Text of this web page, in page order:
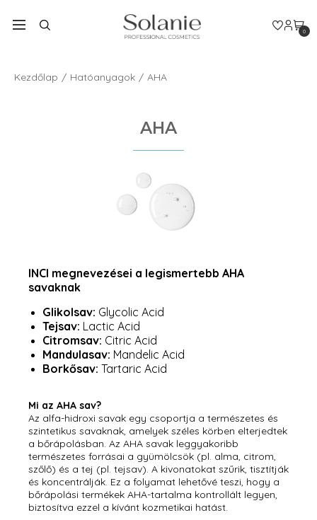
0
Kezdőlap Hatóanyagok AHA
AHA
INCI megnevezései a legismertebb AHA
savaknak
Glikolsav: Glycolic Acid
Tejsav: Lactic Acid
Citromsav: Citric Acid
Mandulasav: Mandelic Acid
Borkősav: Tartaric Acid
Mi az AHA sav?
Az alfa-hidroxi savak egy csoportja a természetes és
szintetikus savaknak, amelyek széles körben elterjedtek
a bőrápolásban. Az AHA savak leggyakoribb
természetes forrásai a gyümölcsök (pl. alma, citrom,
szőlő) és a tej (pl. tejsav). A kivonatokat szűrik, tisztítják
és koncentrálják. Ez a folyamat lehetővé teszi, hogy a
bőrápolási termékek AHA-tartalma kontrollált legyen,
biztosítva ezzel a kívánt kozmetikai hatást.